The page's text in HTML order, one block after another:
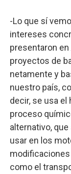
-Lo que sí
intereses
presentaron en
proyectos de
netamente y
nuestro país,
decir, se usa el
proceso
alternativo,
usar en los
como el